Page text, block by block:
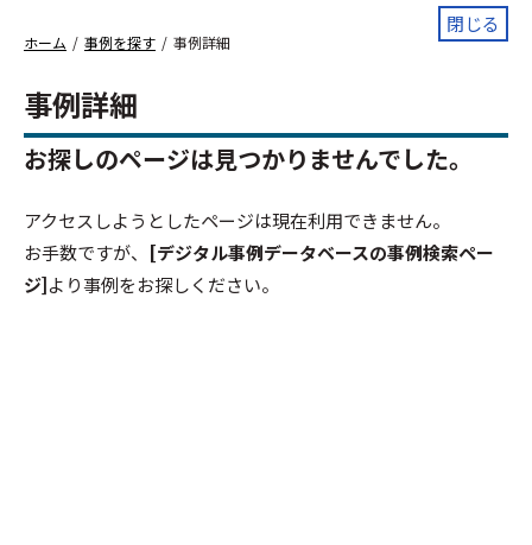
閉じる
ホーム 事例を探す 事例詳細
事例詳細
お探しのページは見つかりませんでした。
アクセスしようとしたページは現在利用できません。
お手数ですが、 [デジタル事例データベースの事例検索ペー
ジ]より事例をお探しください。